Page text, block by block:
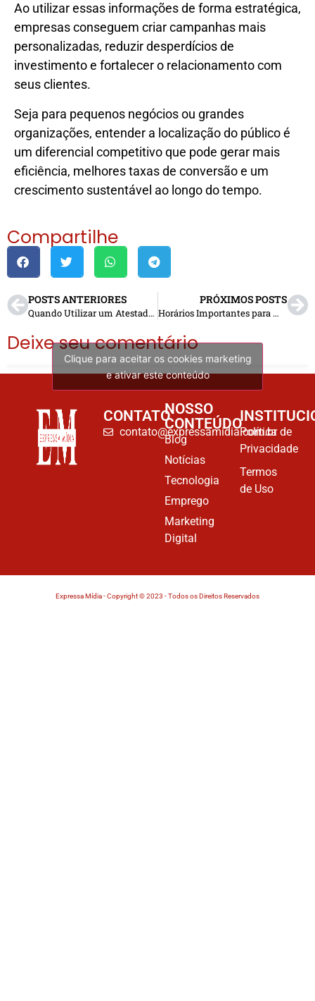
Ao utilizar essas informações de forma estratégica,
empresas conseguem criar campanhas mais
personalizadas, reduzir desperdícios de
investimento e fortalecer o relacionamento com
seus clientes.
Seja para pequenos negócios ou grandes
organizações, entender a localização do público é
um diferencial competitivo que pode gerar mais
eficiência, melhores taxas de conversão e um
crescimento sustentável ao longo do tempo.
Compartilhe
POSTS ANTERIORES
Quando Utilizar um Atestado Médico Digital e Quais São as Regras
PRÓXIMOS POSTS
Horários Importantes para Mídia e Publicações: Como Escolher o Melhor Momento para Publicar
Deixe seu comentário
Clique para aceitar os cookies marketing
e ativar este conteúdo
CONTATO
contato@expressamidia.com.br
NOSSO
CONTEÚDO
Blog
Notícias
Tecnologia
Emprego
Marketing
Digital
Política de
Privacidade
Termos
de Uso
Expressa Mídia - Copyright © 2023 - Todos os Direitos Reservados